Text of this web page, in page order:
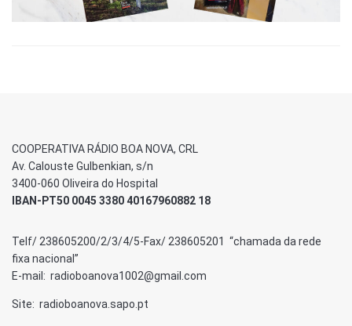
COOPERATIVA RÁDIO BOA NOVA, CRL
Av. Calouste Gulbenkian, s/n
3400-060 Oliveira do Hospital
IBAN-PT50 0045 3380 40167960882 18
Telf/ 238605200/2/3/4/5-Fax/ 238605201 “chamada da rede
fixa nacional”
E-mail: radioboanova1002@gmail.com
Site: radioboanova.sapo.pt